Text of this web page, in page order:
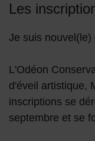
Les
Je suis nouvel(le)
L'Odéon
d'éveil artistique,
inscriptions se
septembre et se